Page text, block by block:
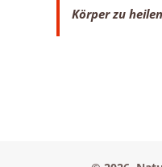
Körper zu